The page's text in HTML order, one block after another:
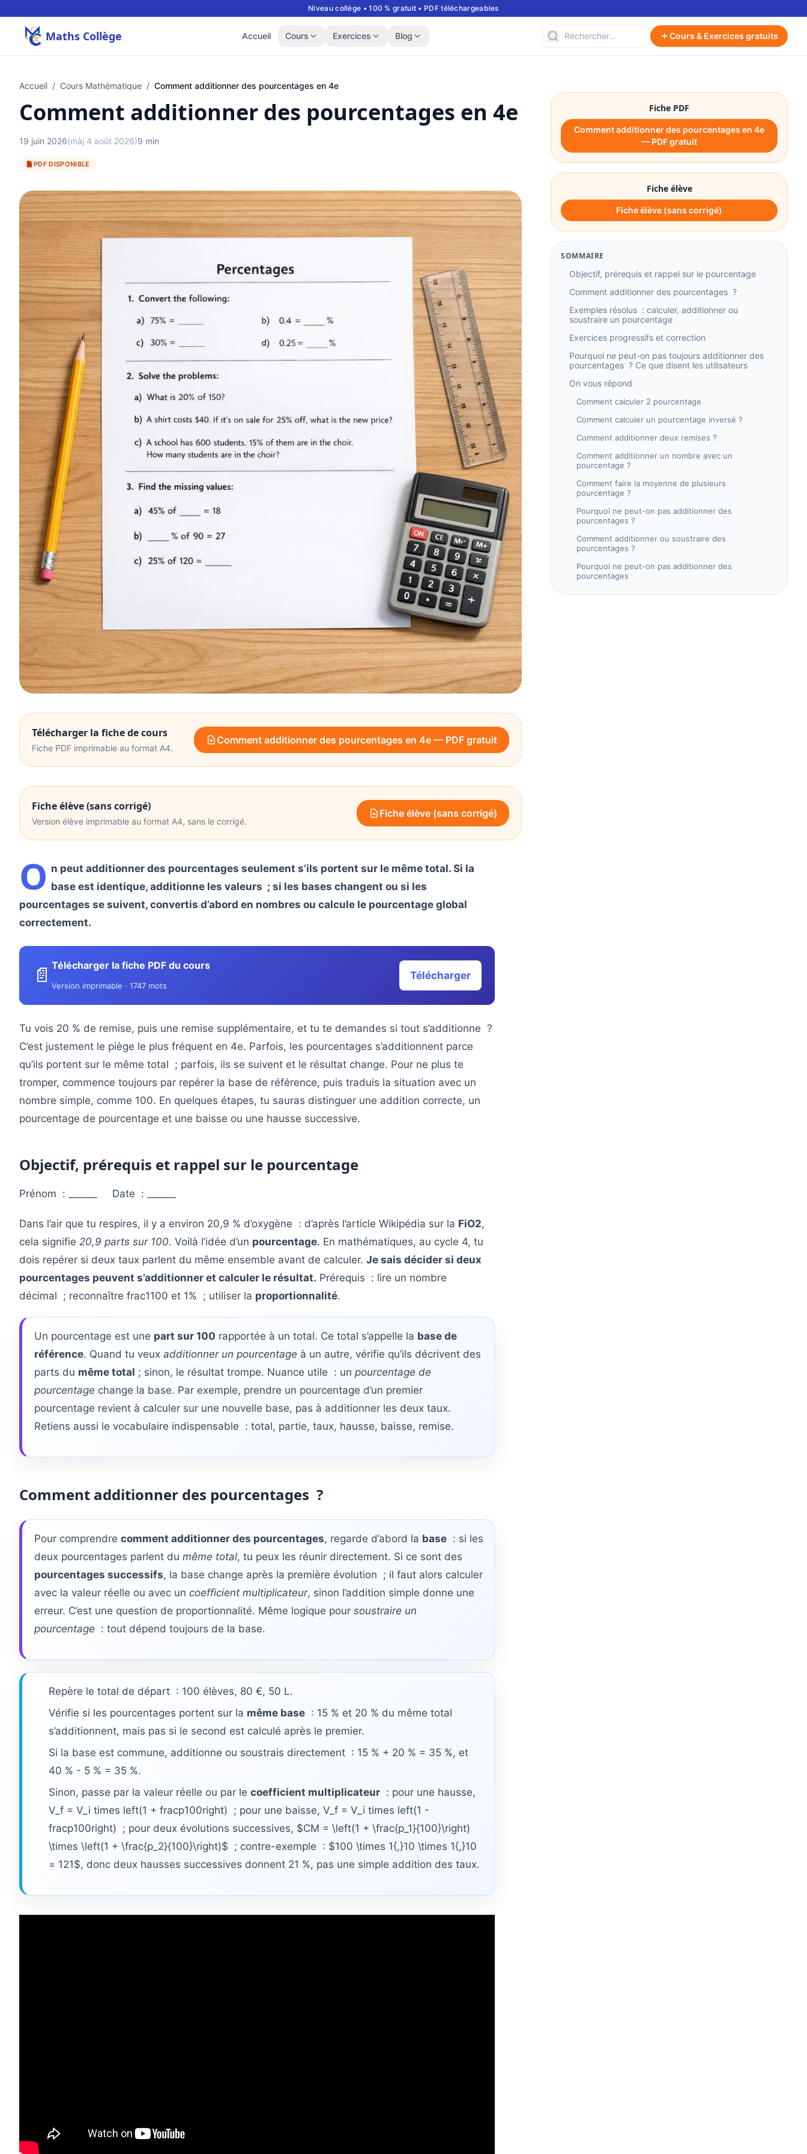
Niveau collège • 100 % gratuit • PDF téléchargeables
Maths Collège Accueil Cours Exercices Blog Cours & Exercices gratuits
Accueil / Cours Mathématique / Comment additionner des pourcentages en 4e
Comment additionner des pourcentages en 4e
19 juin 2026(màj 4 août 2026)9 min
PDF DISPONIBLE
Télécharger la fiche de cours
Fiche PDF imprimable au format A4.
Comment additionner des pourcentages en 4e — PDF gratuit
Fiche élève (sans corrigé)
Version élève imprimable au format A4, sans le corrigé.
Fiche élève (sans corrigé)
O n peut additionner des pourcentages seulement s’ils portent sur le même total. Si la
base est identique, additionne les valeurs ; si les bases changent ou si les
pourcentages se suivent, convertis d’abord en nombres ou calcule le pourcentage global
correctement.
📄 Télécharger la fiche PDF du cours
Version imprimable · 1747 mots
Télécharger
Tu vois 20 % de remise, puis une remise supplémentaire, et tu te demandes si tout s’additionne ?
C’est justement le piège le plus fréquent en 4e. Parfois, les pourcentages s’additionnent parce
qu’ils portent sur le même total ; parfois, ils se suivent et le résultat change. Pour ne plus te
tromper, commence toujours par repérer la base de référence, puis traduis la situation avec un
nombre simple, comme 100. En quelques étapes, tu sauras distinguer une addition correcte, un
pourcentage de pourcentage et une baisse ou une hausse successive.
Objectif, prérequis et rappel sur le pourcentage
Prénom : ______ Date : ______
Dans l’air que tu respires, il y a environ 20,9 % d’oxygène : d’après l’article Wikipédia sur la FiO2,
cela signifie 20,9 parts sur 100. Voilà l’idée d’un pourcentage. En mathématiques, au cycle 4, tu
dois repérer si deux taux parlent du même ensemble avant de calculer. Je sais décider si deux
pourcentages peuvent s’additionner et calculer le résultat. Prérequis : lire un nombre
décimal ; reconnaître frac1100 et 1% ; utiliser la proportionnalité.
Un pourcentage est une part sur 100 rapportée à un total. Ce total s’appelle la base de
référence. Quand tu veux additionner un pourcentage à un autre, vérifie qu’ils décrivent des
parts du même total ; sinon, le résultat trompe. Nuance utile : un pourcentage de
pourcentage change la base. Par exemple, prendre un pourcentage d’un premier
pourcentage revient à calculer sur une nouvelle base, pas à additionner les deux taux.
Retiens aussi le vocabulaire indispensable : total, partie, taux, hausse, baisse, remise.
Comment additionner des pourcentages ?
Pour comprendre comment additionner des pourcentages, regarde d’abord la base : si les
deux pourcentages parlent du même total, tu peux les réunir directement. Si ce sont des
pourcentages successifs, la base change après la première évolution ; il faut alors calculer
avec la valeur réelle ou avec un coefficient multiplicateur, sinon l’addition simple donne une
erreur. C’est une question de proportionnalité. Même logique pour soustraire un
pourcentage : tout dépend toujours de la base.
Repère le total de départ : 100 élèves, 80 €, 50 L.
Vérifie si les pourcentages portent sur la même base : 15 % et 20 % du même total
s’additionnent, mais pas si le second est calculé après le premier.
Si la base est commune, additionne ou soustrais directement : 15 % + 20 % = 35 %, et
40 % - 5 % = 35 %.
Sinon, passe par la valeur réelle ou par le coefficient multiplicateur : pour une hausse,
V_f = V_i times left(1 + fracp100right) ; pour une baisse, V_f = V_i times left(1 -
fracp100right) ; pour deux évolutions successives, $CM = \left(1 + \frac{p_1}{100}\right)
\times \left(1 + \frac{p_2}{100}\right)$ ; contre-exemple : $100 \times 1{,}10 \times 1{,}10
= 121$, donc deux hausses successives donnent 21 %, pas une simple addition des taux.
Fiche PDF
Comment additionner des pourcentages en 4e
— PDF gratuit
Fiche élève
Fiche élève (sans corrigé)
SOMMAIRE
Objectif, prérequis et rappel sur le pourcentage
Comment additionner des pourcentages ?
Exemples résolus : calculer, additionner ou
soustraire un pourcentage
Exercices progressifs et correction
Pourquoi ne peut-on pas toujours additionner des
pourcentages ? Ce que disent les utilisateurs
On vous répond
Comment calculer 2 pourcentage
Comment calculer un pourcentage inversé ?
Comment additionner deux remises ?
Comment additionner un nombre avec un
pourcentage ?
Comment faire la moyenne de plusieurs
pourcentage ?
Pourquoi ne peut-on pas additionner des
pourcentages ?
Comment additionner ou soustraire des
pourcentages ?
Pourquoi ne peut-on pas additionner des
pourcentages